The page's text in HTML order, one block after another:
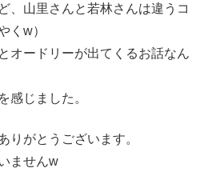
、山里さんと若林さんは違うコ
くw）
オードリーが出てくるお話なん
感じました。
りがとうございます。
ませんw